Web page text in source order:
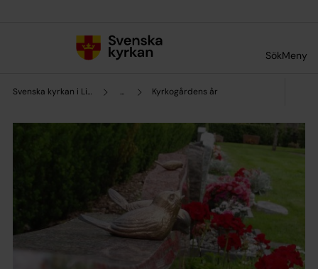
SökMeny
Svenska kyrkan i Lilla Edet ... Kyrkogårdens år